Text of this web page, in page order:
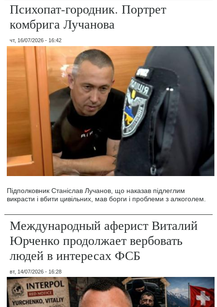
Психопат-городник. Портрет
комбрига Лучанова
чт, 16/07/2026 - 16:42
Підполковник Станіслав Лучанов, що наказав підлеглим
викрасти і вбити цивільних, мав борги і проблеми з алкоголем.
Международный аферист Виталий
Юрченко продолжает вербовать
людей в интересах ФСБ
вт, 14/07/2026 - 16:28